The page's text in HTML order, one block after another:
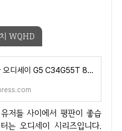
WQHD
삼성전자 오디세이 G5 C34G55T 86.4cm 21:9 165Hz 1ms 게이밍모니터 - AliExpress 7
는 오디세이 시리즈입니다.